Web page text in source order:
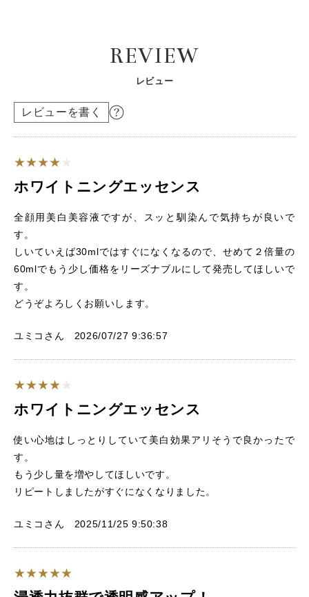
REVIEW
レビュー
レビューを書く
ホワイトニングエッセンス
全顔用美白美容液ですが、スッと馴染んで気持ちが良いで
す。
しいていえば30mlではすぐになくなるので、せめて２倍量の
60mlでもう少し価格をリーズナブルにして発売してほしいで
す。
どうぞよろしくお願いします。
ユミコさん 2026/07/27 9:36:57
ホワイトニングエッセンス
使い心地はしっとりしていて美白効果アリそうで良かったで
す。
もう少し量を増やしてほしいです。
リピートしましたがすぐになくなりました。
ユミコさん 2025/11/25 9:50:38